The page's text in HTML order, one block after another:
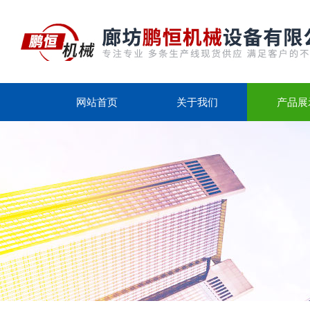
网站首页 关于我们 产品